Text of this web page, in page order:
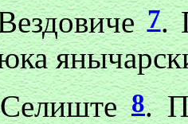
7.
8.